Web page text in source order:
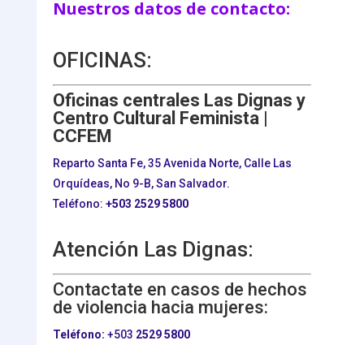
Nuestros datos de contacto:
OFICINAS:
Oficinas centrales Las Dignas y
Centro Cultural Feminista |
CCFEM
Reparto Santa Fe, 35 Avenida Norte, Calle Las
Orquídeas, No 9-B, San Salvador.
Teléfono: +503 2529 5800
Atención Las Dignas:
Contactate en casos de hechos
de violencia hacia mujeres:
Teléfono: +503 2529 5800